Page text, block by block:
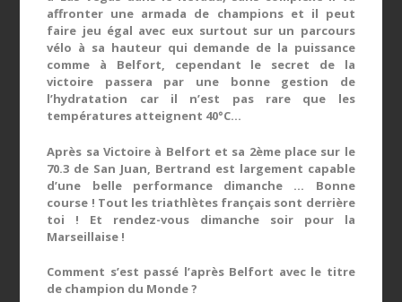
affronter une armada de champions et il peut
faire jeu égal avec eux surtout sur un parcours
vélo à sa hauteur qui demande de la puissance
comme à Belfort, cependant le secret de la
victoire passera par une bonne gestion de
l’hydratation car il n’est pas rare que les
températures atteignent 40°C…
Après sa Victoire à Belfort et sa 2ème place sur le
70.3 de San Juan, Bertrand est largement capable
d’une belle performance dimanche … Bonne
course ! Tout les triathlètes français sont derrière
toi ! Et rendez-vous dimanche soir pour la
Marseillaise !
Comment s’est passé l’après Belfort avec le titre
de champion du Monde ?